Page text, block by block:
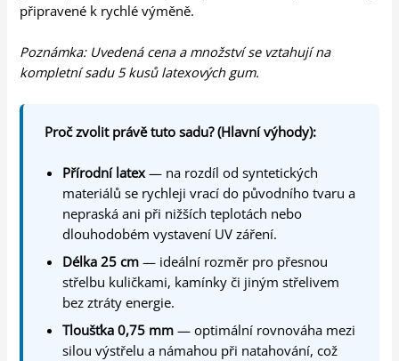
připravené k rychlé výměně.
Poznámka: Uvedená cena a množství se vztahují na
kompletní sadu 5 kusů latexových gum.
Proč zvolit právě tuto sadu? (Hlavní výhody):
Přírodní latex— na rozdíl od syntetických
materiálů se rychleji vrací do původního tvaru a
nepraská ani při nižších teplotách nebo
dlouhodobém vystavení UV záření.
Délka 25 cm — ideální rozměr pro přesnou
střelbu kuličkami, kamínky či jiným střelivem
bez ztráty energie.
Tloušťka 0,75 mm — optimální rovnováha mezi
silou výstřelu a námahou při natahování, což